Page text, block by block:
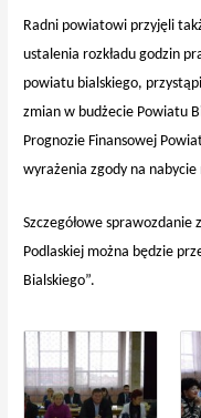
Radni powiatowi przyjęli
ustalenia rozkładu godzin
powiatu bialskiego,
zmian w budżecie Powiatu
Prognozie Finansowej
wyrażenia zgody na nabycie
Szczegółowe sprawozdanie
Podlaskiej można będzie
Bialskiego”.